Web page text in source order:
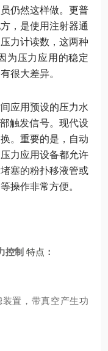
仍然这样做。更普
，是使用注射器通
力计读数，这两种
为压力应用的稳定
很大差异。
应用预设的压力水
触发信号。现代设
。重要的是，自动
力应用设备都允许
塞的粉扑移液管或
操作非常方便。
控制 特点 ：
置，带真空产生功